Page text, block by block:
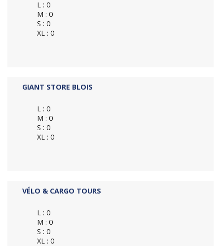
L : 0
M : 0
S : 0
XL : 0
GIANT STORE BLOIS
L : 0
M : 0
S : 0
XL : 0
VÉLO & CARGO TOURS
L : 0
M : 0
S : 0
XL : 0